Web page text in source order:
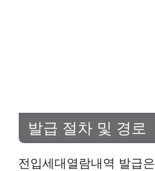
발급 절차 및 경로
전입세대열람내역 발급